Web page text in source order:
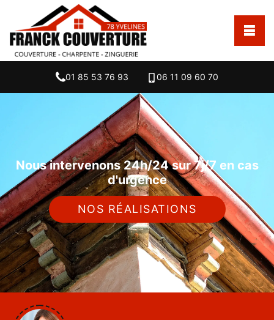
01 85 53 76 93 06 11 09 60 70
Nous intervenons 24h/24 sur 7j/7 en cas
d'urgence
NOS RÉALISATIONS